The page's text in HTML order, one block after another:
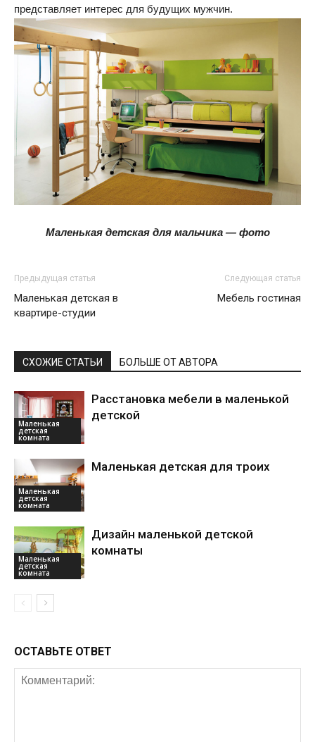
представляет интерес для будущих мужчин.
Маленькая детская для мальчика — фото
Предыдущая статья
Маленькая детская в
квартире-студии
Следующая статья
Мебель гостиная
СХОЖИЕ СТАТЬИ БОЛЬШЕ ОТ АВТОРА
Маленькая
детская
комната
Расстановка мебели в маленькой
детской
Маленькая
детская
комната
Маленькая детская для троих
Маленькая
детская
комната
Дизайн маленькой детской
комнаты
ОСТАВЬТЕ ОТВЕТ